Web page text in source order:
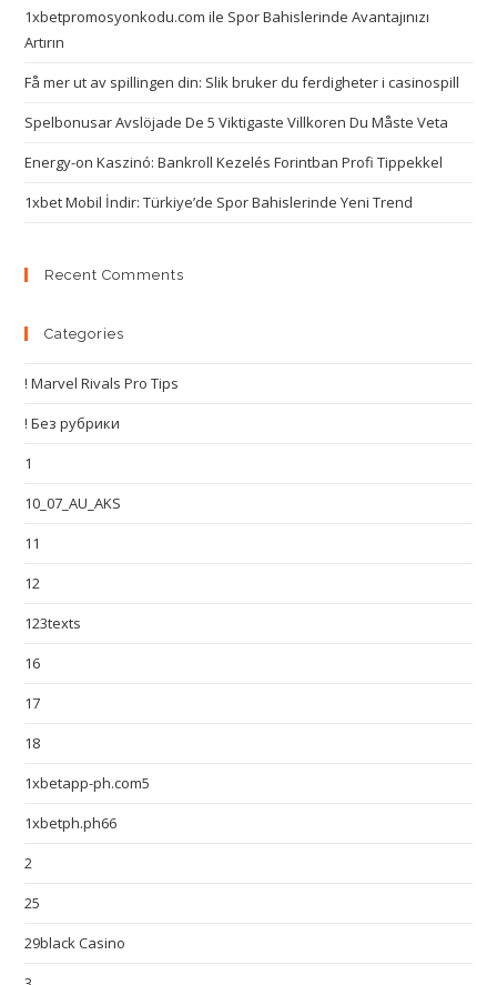
1xbetpromosyonkodu.com ile Spor Bahislerinde Avantajınızı
Artırın
Få mer ut av spillingen din: Slik bruker du ferdigheter i casinospill
Spelbonusar Avslöjade De 5 Viktigaste Villkoren Du Måste Veta
Energy-on Kaszinó: Bankroll Kezelés Forintban Profi Tippekkel
1xbet Mobil İndir: Türkiye’de Spor Bahislerinde Yeni Trend
Recent Comments
Categories
! Marvel Rivals Pro Tips
! Без рубрики
1
10_07_AU_AKS
11
12
123texts
16
17
18
1xbetapp-ph.com5
1xbetph.ph66
2
25
29black Casino